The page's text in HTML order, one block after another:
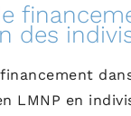
des
LMNP en